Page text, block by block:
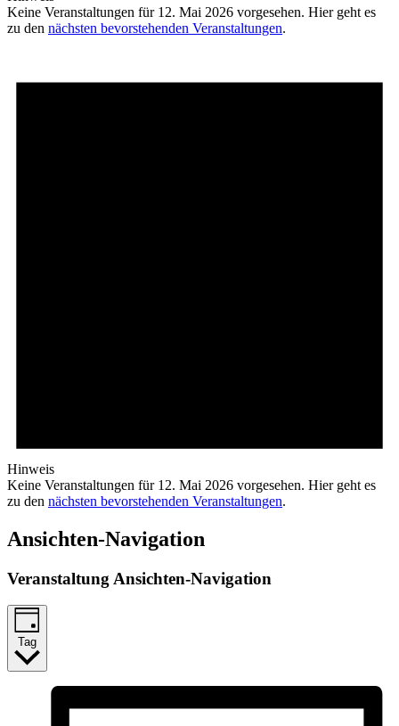
Keine Veranstaltungen für 12. Mai 2026 vorgesehen. Hier geht es
zu den nächsten bevorstehenden Veranstaltungen.
Hinweis
Keine Veranstaltungen für 12. Mai 2026 vorgesehen. Hier geht es
zu den nächsten bevorstehenden Veranstaltungen.
Ansichten-Navigation
Veranstaltung Ansichten-Navigation
Tag